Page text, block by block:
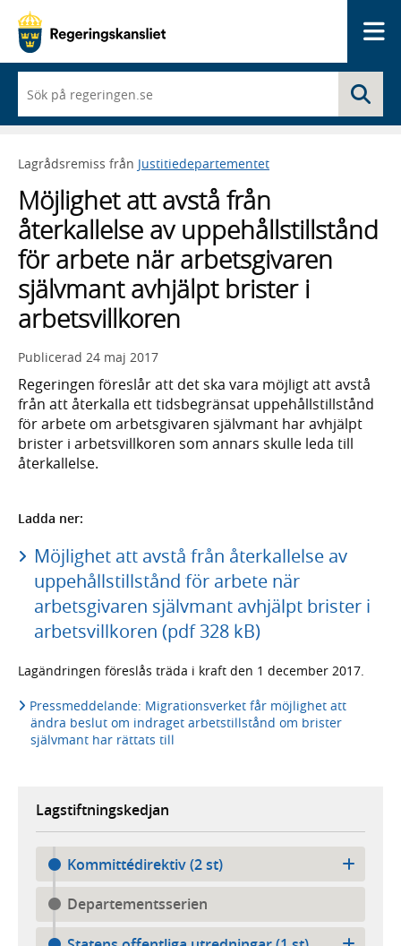
du
börjar
skriva
framträder
lista
med
sökförslag
Lagrådsremiss från Justitiedepartementet
Möjlighet att avstå från
återkallelse av uppehållstillstånd
för arbete när arbetsgivaren
självmant avhjälpt brister i
arbetsvillkoren
Publicerad 24 maj 2017
Regeringen föreslår att det ska vara möjligt att avstå
från att återkalla ett tidsbegränsat uppehållstillstånd
för arbete om arbetsgivaren självmant har avhjälpt
brister i arbetsvillkoren som annars skulle leda till
återkallelse.
Ladda ner:
Möjlighet att avstå från återkallelse av
uppehållstillstånd för arbete när
arbetsgivaren självmant avhjälpt brister i
arbetsvillkoren (pdf 328 kB)
Lagändringen föreslås träda i kraft den 1 december 2017.
Pressmeddelande: Migrationsverket får möjlighet att
ändra beslut om indraget arbetstillstånd om brister
självmant har rättats till
Lagstiftningskedjan
Kommittédirektiv (2 st)
Departementsserien